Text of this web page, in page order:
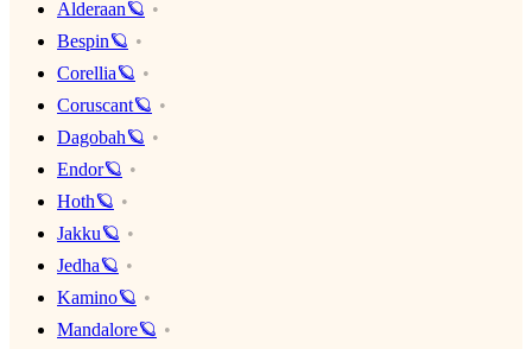
Alderaan🪐
Bespin🪐
Corellia🪐
Coruscant🪐
Dagobah🪐
Endor🪐
Hoth🪐
Jakku🪐
Jedha🪐
Kamino🪐
Mandalore🪐